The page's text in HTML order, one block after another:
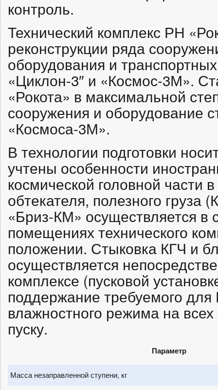
контроль.
Технический комплекс РН
реконструкции ряда
оборудования и
«Циклон-3″ и «Космос-3М».
«Рокота» в максимальной
сооружения и оборудование
«Космоса-3М».
В технологии подготовки
учтены особенности
космической головной части
обтекателя, полезного груза
«Бриз-КМ» осуществляется в
помещениях технического
положении. Стыковка КГЧ и
осуществляется
комплексе (пусковой
поддержание требуемого
влажностного режима на всех
пуску.
Параметр
Масса незаправленной ступени, кг